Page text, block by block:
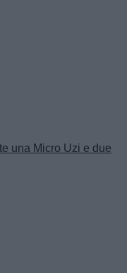
una Micro Uzi e due